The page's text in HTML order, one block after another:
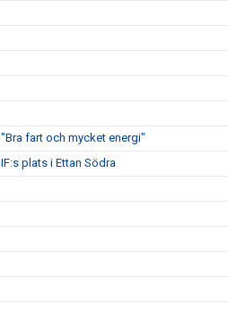
fart och mycket energi"
plats i Ettan Södra